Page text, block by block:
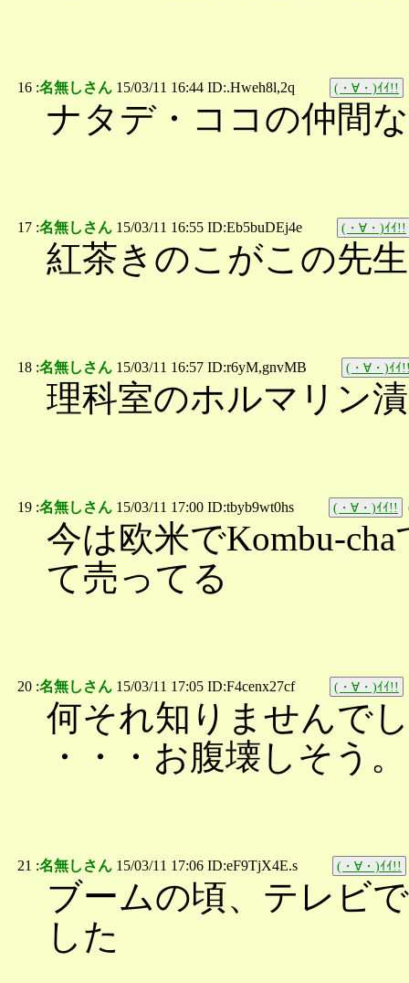
16 :名無しさん 15/03/11 16:44 ID:.Hweh8l,2q (・∀・)ｲｲ!!
ナタデ・ココの仲間
17 :名無しさん 15/03/11 16:55 ID:Eb5buDEj4e (・∀・)ｲｲ!!
紅茶きのこがこの先
18 :名無しさん 15/03/11 16:57 ID:r6yM,gnvMB (・∀・)ｲｲ
理科室のホルマリン
19 :名無しさん 15/03/11 17:00 ID:tbyb9wt0hs (・∀・)ｲｲ!!
今は欧米でKombu-
て売ってる
20 :名無しさん 15/03/11 17:05 ID:F4cenx27cf (・∀・)ｲｲ!!
何それ知りませんで
・・・お腹壊しそう。
21 :名無しさん 15/03/11 17:06 ID:eF9TjX4E.s (・∀・)ｲｲ!!
ブームの頃、テレビ
した